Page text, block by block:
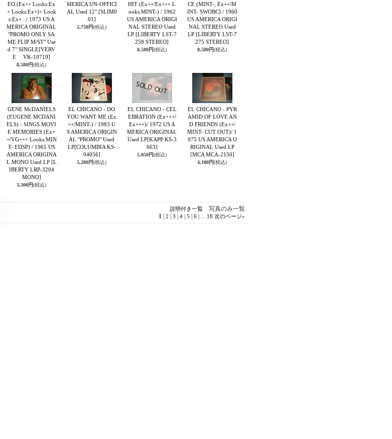
EO.(Ex++ Looks:Ex
+ Looks:Ex+)+ Look
s:Ex+ ../ 1973 US A
MERICA ORIGINAL
"PROMO ONLY SA
ME FLIP M/ST" Use
d 7" SINGLE[VERV
E VK-10719]
8,580円(税込)
MERICA UN-OFFICI
AL Used 12" [SLIM0
01]
2,750円(税込)
HIT (Ex++/Ex+++ L
ooks:MINT-) / 1962
US AMERICA ORIGI
NAL STEREO Used
LP [LIBERTY LST-7
258 STEREO]
8,580円(税込)
CE (MINT-, Ex++/M
INT- SWOBC) / 1960
US AMERICA ORIGI
NAL STEREO Used
LP [LIBERTY LST-7
275 STEREO]
8,580円(税込)
GENE McDANIELS
(EUGENE MCDANI
ELS) - SINGS MOVI
E MEMORIES (Ex+
+/VG+++ Looks:MIN
T- EDSP) / 1961 US
AMERICA ORIGINA
L MONO Used LP [L
IBERTY LRP-3204
MONO]
3,300円(税込)
EL CHICANO - DO
YOU WANT ME (Ex
++/MINT-) / 1983 U
S AMERICA ORIGIN
AL "PROMO" Used
LP[COLUMBIA KS-
04056]
5,280円(税込)
EL CHICANO - CEL
EBRATION (Ex+++/
Ex+++)/ 1972 US A
MERICA ORIGINAL
Used LP[KAPP KS-3
663]
5,050円(税込)
EL CHICANO - PYR
AMID OF LOVE AN
D FRIENDS (Ex++/
MINT- CUT OUT)/ 1
975 US AMERICA O
RIGINAL Used LP
[MCA MCA-2150]
4,180円(税込)
説明付き一覧写真のみ一覧
1| 2 3 4| 5 6| ... 18 次のページ»